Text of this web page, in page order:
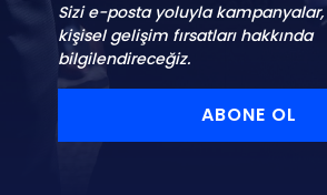
Sizi e-posta yoluyla
kişisel gelişim fırsatları hakkında
bilgilendireceğiz.
ABONE OL